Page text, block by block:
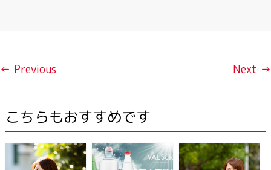
← Previous Next →
こちらもおすすめです